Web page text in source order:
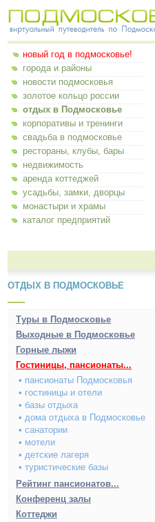
новый год в подмосковье!
города и районы
новости подмосковья
золотое кольцо россии
отдых в Подмосковье
корпоративы и тренинги
свадьба в подмосковье
рестораны, клубы, бары
недвижимость
аренда коттеджей
усадьбы, замки, дворцы
монастыри и храмы
каталог предприятий
ОТДЫХ В ПОДМОСКОВЬЕ
Туры в Подмосковье
Выходные в Подмосковье
Горные лыжи
Гостиницы, пансионаты...
• пансионаты Подмосковья
• гостиницы и отели
• базы отдыха
• дома отдыха в Подмосковье
• санатории
• мотели
• детские лагеря
• туристические базы
Рейтинг пансионатов...
Конференц залы
Коттеджи